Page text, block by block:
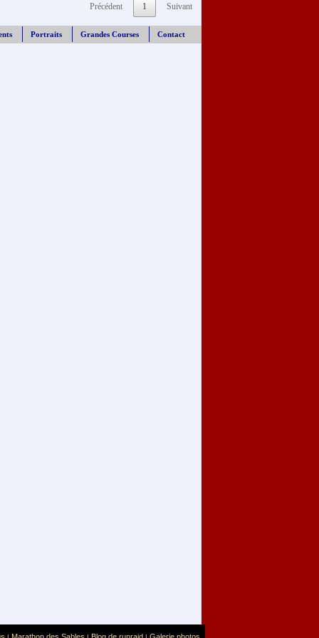
Précédent 1 Suivant
Portraits Grandes Courses Contact